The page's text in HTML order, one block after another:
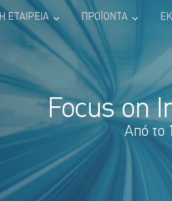
Η ΕΤΑΙΡΕΊΑ ΠΡΟΪΌΝΤΑ
Focus on
Από το